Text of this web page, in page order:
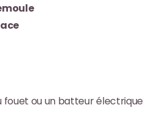
fouet ou un batteur électrique